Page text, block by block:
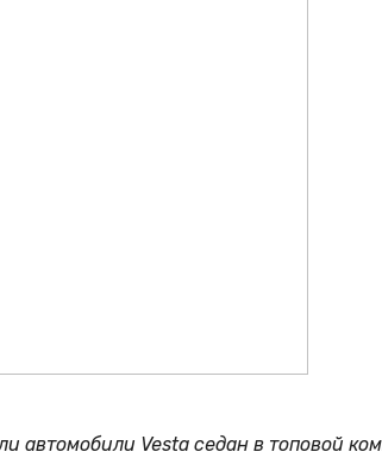
автомобили Vesta седан в топовой